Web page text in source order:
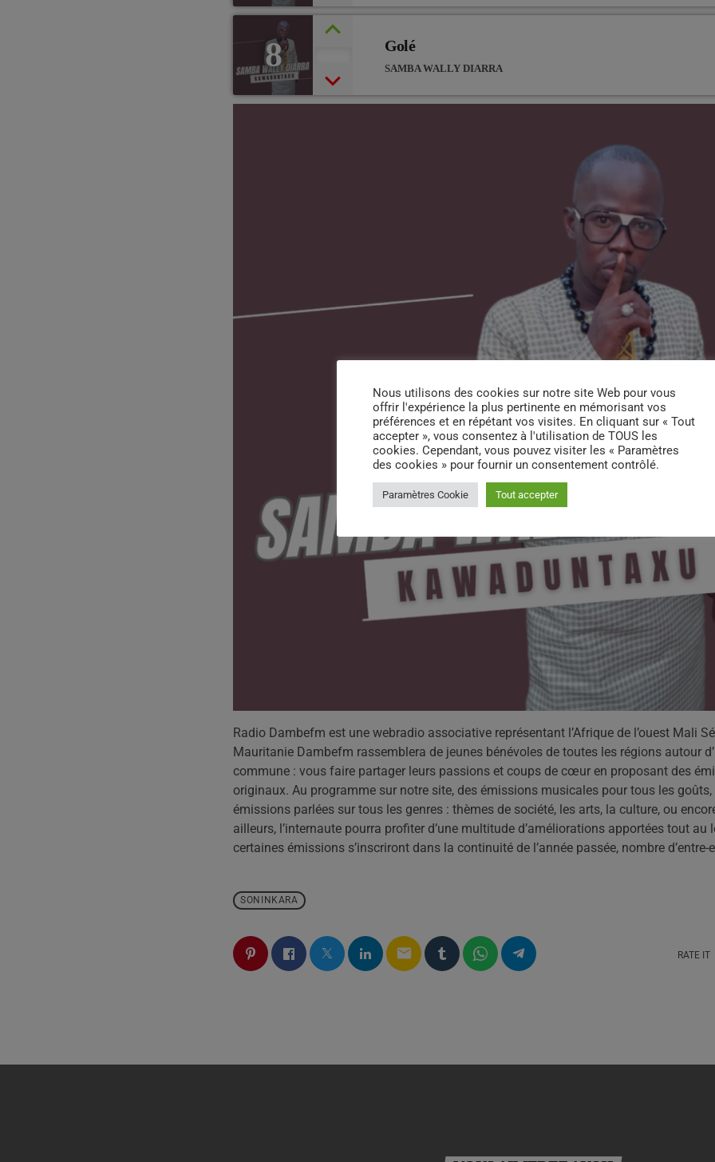
8 Golé
SAMBA WALLY DIARRA
Radio Dambefm est une webradio associative représentant l’Afrique de l’ouest Mali
Mauritanie Dambefm rassemblera de jeunes bénévoles de toutes les régions autour
commune : vous faire partager leurs passions et coups de cœur en proposant des
originaux. Au programme sur notre site, des émissions musicales pour tous les
émissions parlées sur tous les genres : thèmes de société, les arts, la culture, ou
ailleurs, l’internaute pourra profiter d’une multitude d’améliorations apportées tout au
certaines émissions s’inscriront dans la continuité de l’année passée, nombre
SONINKARA
email RATE IT
Nous utilisons des cookies sur notre site Web pour vous
offrir l'expérience la plus pertinente en mémorisant vos
préférences et en répétant vos visites. En cliquant sur « Tout
accepter », vous consentez à l'utilisation de TOUS les
cookies. Cependant, vous pouvez visiter les « Paramètres
des cookies » pour fournir un consentement contrôlé.
Paramètres Cookie Tout accepter